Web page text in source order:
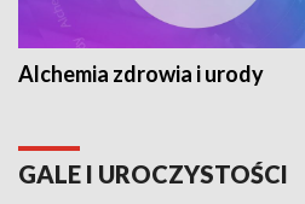
Alchemia zdrowia i urody
GALE I UROCZYSTOŚCI